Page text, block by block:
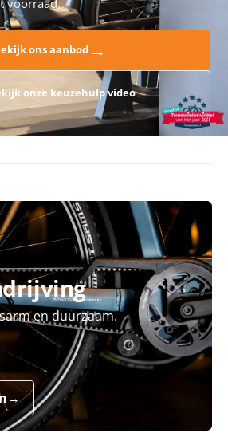
ons aanbod→
onze keuzehulp video
en duurzaam.
→